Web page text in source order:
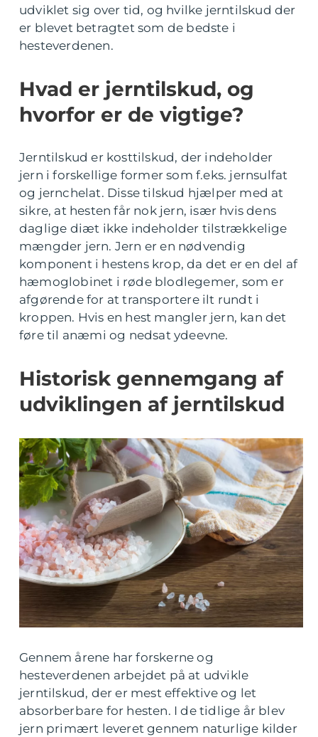
udviklet sig over tid, og hvilke jerntilskud der
er blevet betragtet som de bedste i
hesteverdenen.
Hvad er jerntilskud, og
hvorfor er de vigtige?
Jerntilskud er kosttilskud, der indeholder
jern i forskellige former som f.eks. jernsulfat
og jernchelat. Disse tilskud hjælper med at
sikre, at hesten får nok jern, især hvis dens
daglige diæt ikke indeholder tilstrækkelige
mængder jern. Jern er en nødvendig
komponent i hestens krop, da det er en del af
hæmoglobinet i røde blodlegemer, som er
afgørende for at transportere ilt rundt i
kroppen. Hvis en hest mangler jern, kan det
føre til anæmi og nedsat ydeevne.
Historisk gennemgang af
udviklingen af jerntilskud
Gennem årene har forskerne og
hesteverdenen arbejdet på at udvikle
jerntilskud, der er mest effektive og let
absorberbare for hesten. I de tidlige år blev
jern primært leveret gennem naturlige kilder